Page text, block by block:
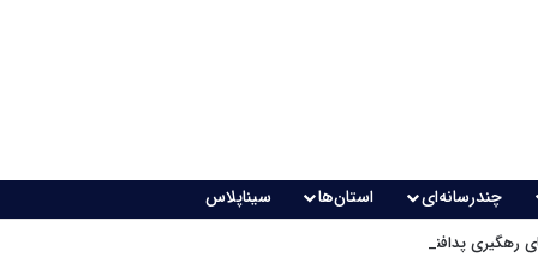
چندرسانه‌ای استان‌ها سیناپلاس
پدافندی چگونه کار می کنند؟